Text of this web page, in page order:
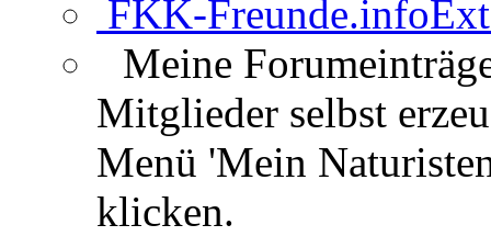
FKK-Freunde.info
Meine
Mitglieder selbst
Menü 'Mein
klicken.